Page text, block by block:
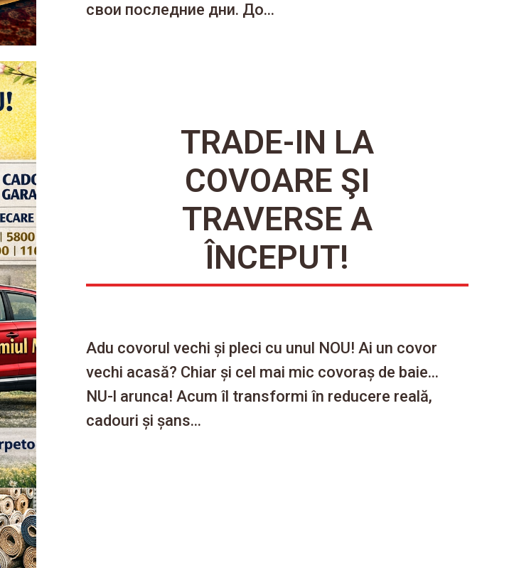
свои последние дни. До...
TRADE-IN LA
COVOARE ŞI
TRAVERSE A
ÎNCEPUT!
Adu covorul vechi și pleci cu unul NOU! Ai un covor
vechi acasă? Chiar și cel mai mic covoraș de baie...
NU-l arunca! Acum îl transformi în reducere reală,
cadouri și șans...